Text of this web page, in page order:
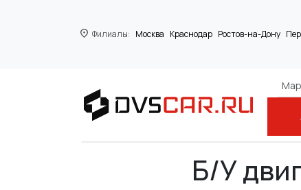
Филиалы: Москва Краснодар Ростов-на-Дону
Главная
Б/У